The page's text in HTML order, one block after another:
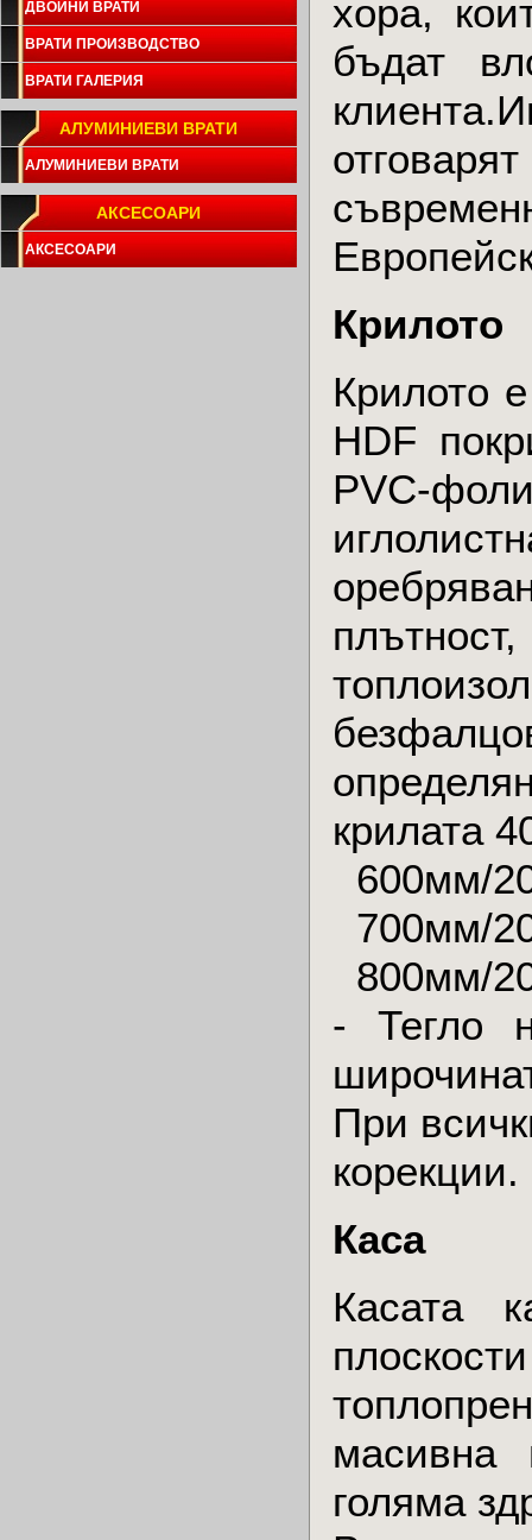
ДВОЙНИ ВРАТИ
ВРАТИ ПРОИЗВОДСТВО
ВРАТИ ГАЛЕРИЯ
АЛУМИНИЕВИ ВРАТИ
АЛУМИНИЕВИ ВРАТИ
АКСЕСОАРИ
АКСЕСОАРИ
хора,
бъдат
Крилото
Крилото
HDF
PVC-
крилата
600мм/
700мм/
800мм/
- Тегло
При
корекции.
Каса
Касата
масивна
голяма